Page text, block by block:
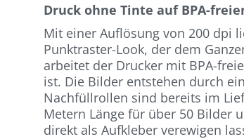
Druck ohne Tinte auf BPA-
Mit einer Auflösung von 200 dpi
Punktraster-Look, der dem
arbeitet der Drucker mit BPA-
ist. Die Bilder entstehen durch
Nachfüllrollen sind bereits im
Metern Länge für über 50 Bilder
direkt als Aufkleber verewigen